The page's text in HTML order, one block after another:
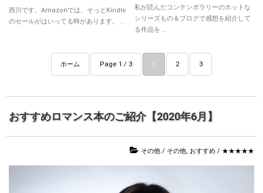
西川です。Amazonでは、そっとKindle
のセールがはいってる時があります。 ...
私が読んだコンテンポラリーのホットな
シリーズもの＆ブログで感想を紹介して
る作品を ...
ホーム Page 1 / 3 1 2 3
おすすめロマンス本のご紹介【2020年6月】
その他 / その他, おすすめ / ★★★★★